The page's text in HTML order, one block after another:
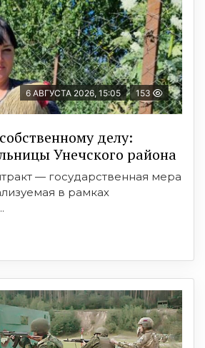
6 АВГУСТА 2026, 15:05 153
делу:
Унечского района
— государственная мера
в рамках